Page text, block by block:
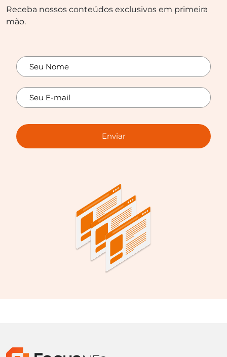
Receba nossos conteúdos exclusivos em primeira
mão.
Enviar